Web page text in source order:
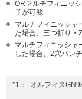
ORマルチフィニッ
子が可能
マルチフィニッシャ
た場合、三つ折り・
マルチフィニッシャ
した場合、2穴パン
*1： オルフィス